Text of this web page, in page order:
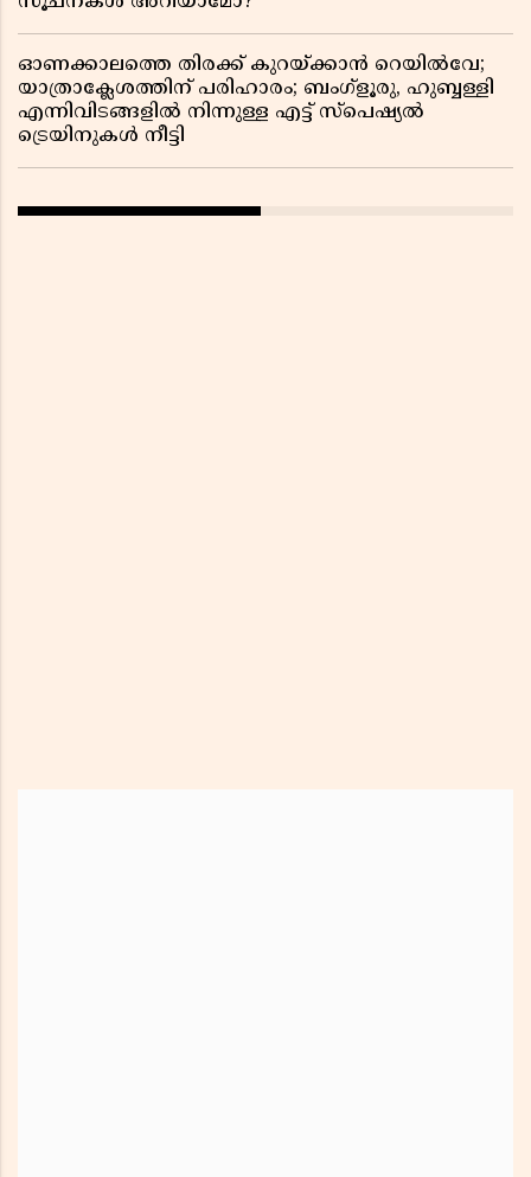
ഓണക്കാലത്തെ തിരക്ക് കുറയ്ക്കാൻ റെയിൽവേ;
യാത്രാക്ലേശത്തിന് പരിഹാരം; ബംഗ്ളൂരു, ഹുബ്ബള്ളി
എന്നിവിടങ്ങളിൽ നിന്നുള്ള എട്ട് സ്പെഷ്യൽ
ട്രെയിനുകൾ നീട്ടി